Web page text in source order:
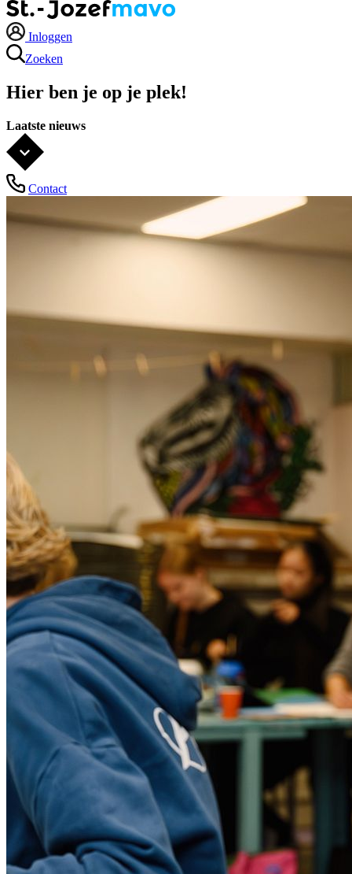
Inloggen
Zoeken
Hier ben je op je plek!
Laatste nieuws
Contact